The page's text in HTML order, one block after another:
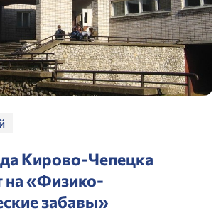
Кирово-Чепецка
на «Физико-
забавы»